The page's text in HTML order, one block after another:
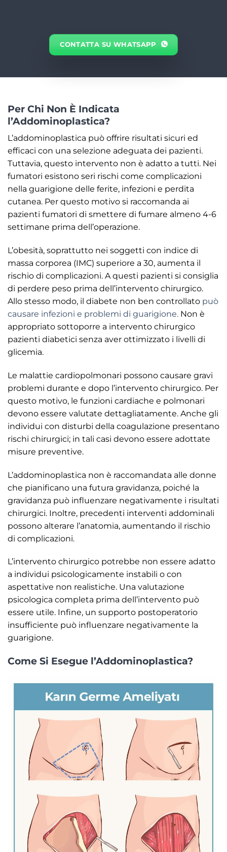
CONTATTA SU WHATSAPP
Per Chi Non È Indicata
l’Addominoplastica?
L’addominoplastica può offrire risultati sicuri ed
efficaci con una selezione adeguata dei pazienti.
Tuttavia, questo intervento non è adatto a tutti. Nei
fumatori esistono seri rischi come complicazioni
nella guarigione delle ferite, infezioni e perdita
cutanea. Per questo motivo si raccomanda ai
pazienti fumatori di smettere di fumare almeno 4-6
settimane prima dell’operazione.
L’obesità, soprattutto nei soggetti con indice di
massa corporea (IMC) superiore a 30, aumenta il
rischio di complicazioni. A questi pazienti si consiglia
di perdere peso prima dell’intervento chirurgico.
Allo stesso modo, il diabete non ben controllato può
causare infezioni e problemi di guarigione. Non è
appropriato sottoporre a intervento chirurgico
pazienti diabetici senza aver ottimizzato i livelli di
glicemia.
Le malattie cardiopolmonari possono causare gravi
problemi durante e dopo l’intervento chirurgico. Per
questo motivo, le funzioni cardiache e polmonari
devono essere valutate dettagliatamente. Anche gli
individui con disturbi della coagulazione presentano
rischi chirurgici; in tali casi devono essere adottate
misure preventive.
L’addominoplastica non è raccomandata alle donne
che pianificano una futura gravidanza, poiché la
gravidanza può influenzare negativamente i risultati
chirurgici. Inoltre, precedenti interventi addominali
possono alterare l’anatomia, aumentando il rischio
di complicazioni.
L’intervento chirurgico potrebbe non essere adatto
a individui psicologicamente instabili o con
aspettative non realistiche. Una valutazione
psicologica completa prima dell’intervento può
essere utile. Infine, un supporto postoperatorio
insufficiente può influenzare negativamente la
guarigione.
Come Si Esegue l’Addominoplastica?